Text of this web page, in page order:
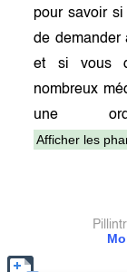
pour savoir
de demander
et si vous
nombreux
une
Afficher les